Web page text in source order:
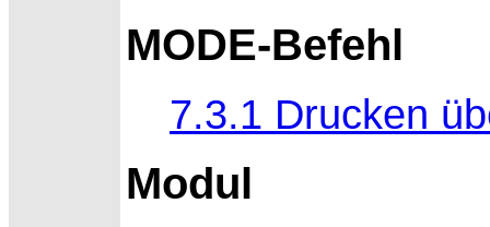
MODE-Befehl
7.3.1 Drucken
Modul